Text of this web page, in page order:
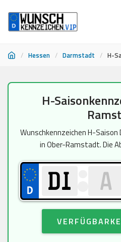
/ Hessen / Darmstadt / H-
H-
Wunschkennzeichen H-Saison
in Ober-Ramstadt. Die